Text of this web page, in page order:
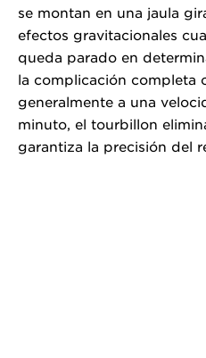
se montan en una jaula
efectos gravitacionales
queda parado en
la complicación completa
generalmente a una
minuto, el tourbillon
garantiza la precisión del